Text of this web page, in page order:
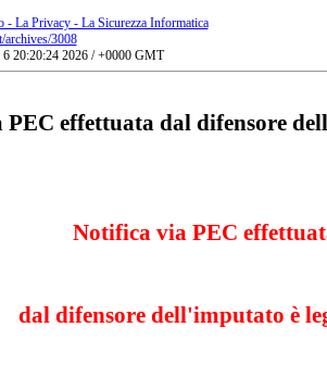
- La Privacy - La Sicurezza Informatica
archives/3008
20:20:24 2026 / +0000 GMT
effettuata dal difensore
Notifica via PEC
dal difensore dell'imputato è